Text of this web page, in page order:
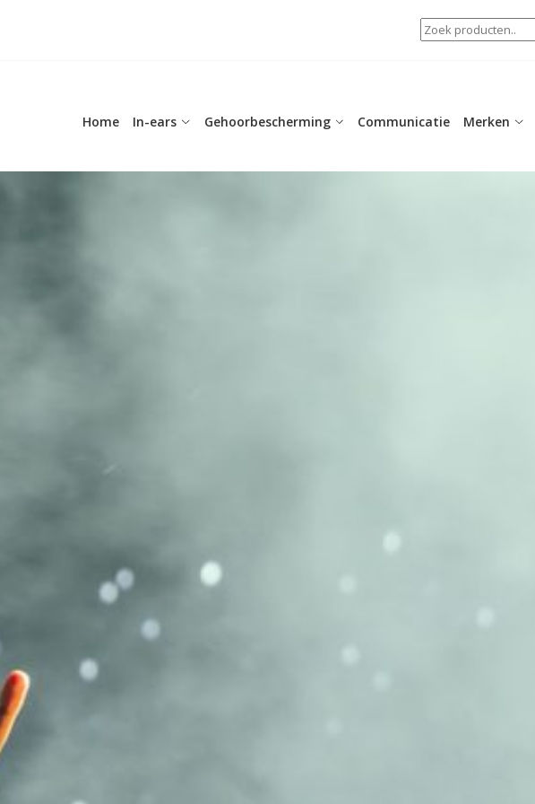
Search
Home In-ears Gehoorbescherming Communicatie Merken